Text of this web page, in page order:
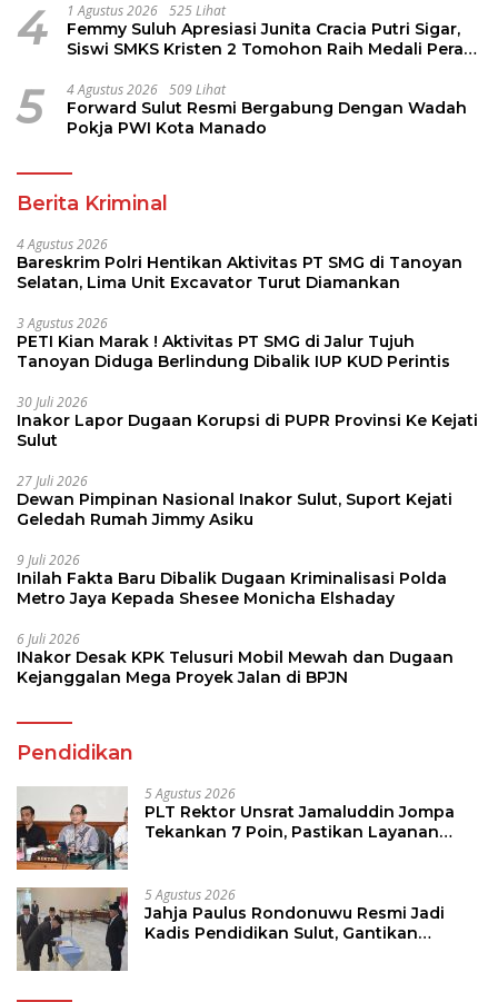
4 1 Agustus 2026 525 Lihat
Femmy Suluh Apresiasi Junita Cracia Putri Sigar,
Siswi SMKS Kristen 2 Tomohon Raih Medali Perak
5 4 Agustus 2026 509 Lihat
Forward Sulut Resmi Bergabung Dengan Wadah
Pokja PWI Kota Manado
Berita Kriminal
4 Agustus 2026
Bareskrim Polri Hentikan Aktivitas PT SMG di Tanoyan
Selatan, Lima Unit Excavator Turut Diamankan
3 Agustus 2026
PETI Kian Marak ! Aktivitas PT SMG di Jalur Tujuh
Tanoyan Diduga Berlindung Dibalik IUP KUD Perintis
30 Juli 2026
Inakor Lapor Dugaan Korupsi di PUPR Provinsi Ke Kejati
Sulut
27 Juli 2026
Dewan Pimpinan Nasional Inakor Sulut, Suport Kejati
Geledah Rumah Jimmy Asiku
9 Juli 2026
Inilah Fakta Baru Dibalik Dugaan Kriminalisasi Polda
Metro Jaya Kepada Shesee Monicha Elshaday
6 Juli 2026
INakor Desak KPK Telusuri Mobil Mewah dan Dugaan
Kejanggalan Mega Proyek Jalan di BPJN
Pendidikan
5 Agustus 2026
PLT Rektor Unsrat Jamaluddin Jompa
Tekankan 7 Poin, Pastikan Layanan
5 Agustus 2026
Jahja Paulus Rondonuwu Resmi Jadi
Kadis Pendidikan Sulut, Gantikan